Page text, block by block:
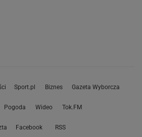
Sport.pl Biznes Gazeta Wyborcza
Pogoda Wideo Tok.FM
Facebook RSS